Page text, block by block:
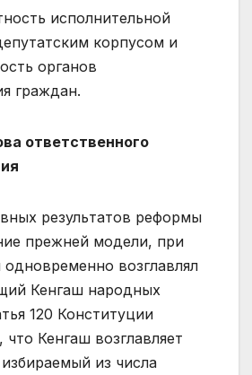
исполнительной
корпусом и
органов
граждан.
ответственного
результатов реформы
прежней модели, при
возглавлял
Кенгаш народных
120 Конституции
что Кенгаш возглавляет
из числа